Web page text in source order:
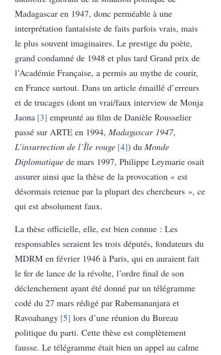
Madagascar en 1947, donc perméable à une
interprétation fantaisiste de faits parfois vrais, mais
le plus souvent imaginaires. Le prestige du poète,
grand condamné de 1948 et plus tard Grand prix de
l’Académie Française, a permis au mythe de courir,
en France surtout. Dans un article émaillé d’erreurs
et de trucages (dont un vrai/faux interview de Monja
Jaona 3 emprunté au film de Danièle Rousselier
passé sur ARTE en 1994, Madagascar 1947,
L’insurrection de l’Île rouge 4 ) du Monde
Diplomatique de mars 1997, Philippe Leymarie osait
assurer ainsi que la thèse de la provocation « est
désormais retenue par la plupart des chercheurs », ce
qui est absolument faux.
La thèse officielle, elle, est bien connue : Les
responsables seraient les trois députés, fondateurs du
MDRM en février 1946 à Paris, qui en auraient fait
le fer de lance de la révolte, l’ordre final de son
déclenchement ayant été donné par un télégramme
codé du 27 mars rédigé par Rabemananjara et
Ravoahangy 5 lors d’une réunion du Bureau
politique du parti. Cette thèse est complètement
fausse. Le télégramme était bien un appel au calme